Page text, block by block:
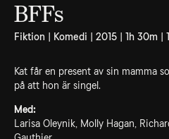
BFFs
Fiktion | Komedi | 2015 | 1h 30m |
Kat får en present av sin mamma
på att hon är singel.
Med:
Larisa Oleynik, Molly Hagan,